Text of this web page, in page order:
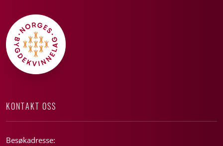
KONTAKT OSS
Besøkadresse: